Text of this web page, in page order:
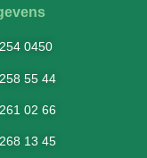
0450
55 44
02 66
13 45